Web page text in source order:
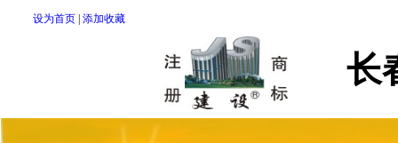
设为首页 添加收藏
长